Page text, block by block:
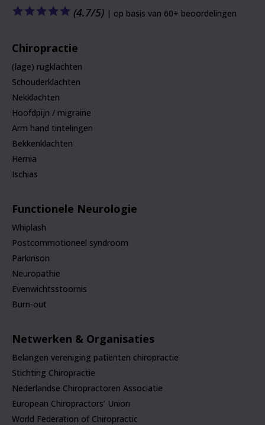
🟊🟊🟊🟊🟊 (4.7/5) | op basis van 60+ beoordelingen
Chiropractie
(lage) rugklachten
Schouderklachten
Nekklachten
Hoofdpijn / migraine
Arm hand tintelingen
Bekkenklachten
Hernia
Ischias
Functionele Neurologie
Whiplash
Postcommotioneel syndroom
Parkinson
Neuropathie
Evenwichtsstoornis
Burn-out
Netwerken & Organisaties
Belangen vereniging patiënten chiropractie
Stichting Chiropractie
Nederlandse Chiropractoren Associatie
European Chiropractors’ Union
World Federation of Chiropractic